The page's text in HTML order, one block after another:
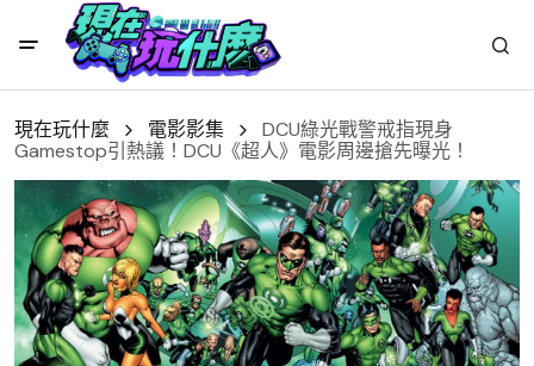
現在玩什麼 電影影集
DCU綠光戰警戒指現身
Gamestop引熱議！DCU《超人》電影周邊搶先曝光！